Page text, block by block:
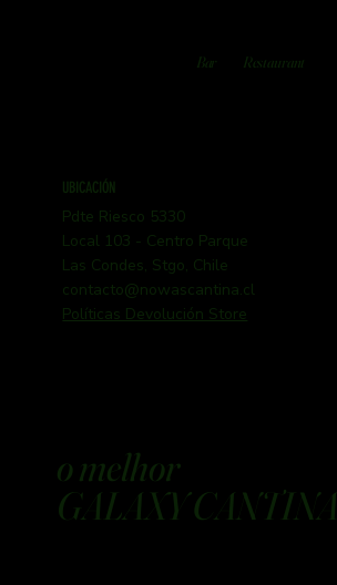
Bar Restaurant
UBICACIÓN
Pdte Riesco 5330
Local 103 - Centro Parque
Las Condes, Stgo, Chile
contacto@nowascantina.cl
Políticas Devolución Store
o melhor
GALAXY CANTINA